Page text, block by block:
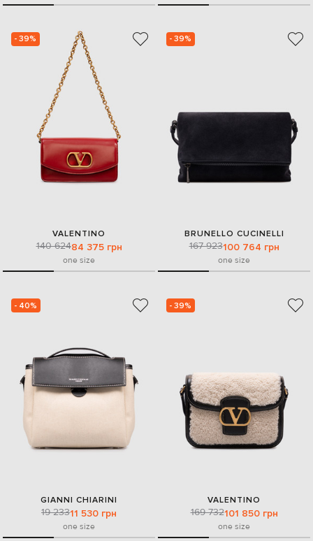
- 39%
VALENTINO
140 62484 375 грн
one size
- 39%
BRUNELLO CUCINELLI
167 923100 764 грн
one size
- 40%
GIANNI CHIARINI
19 23311 530 грн
one size
- 39%
VALENTINO
169 732101 850 грн
one size